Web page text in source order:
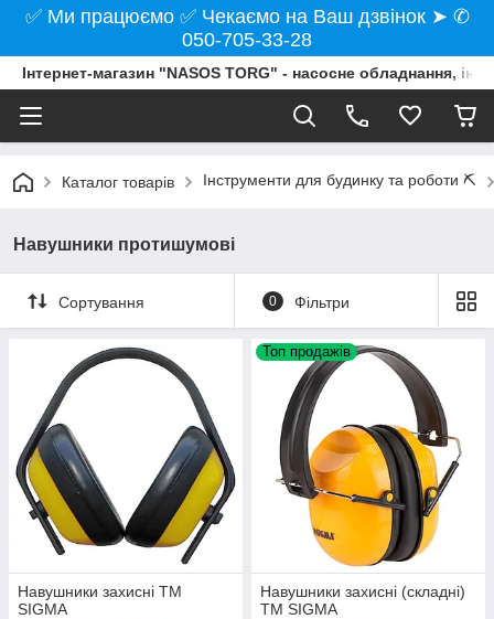
✅ Ми працюємо ✅ Чекаємо на Ваш дзвінок ➤ ✆
050-705-33-28
Інтернет-магазин "NASOS TORG" - насосне обладнання,
Каталог товарів Інструменти для будинку та роботи ⛏️
Навушники протишумові
Сортування 0 Фільтри
Навушники захисні TM
SIGMA
Топ продажів
Навушники захисні (складні)
TM SIGMA